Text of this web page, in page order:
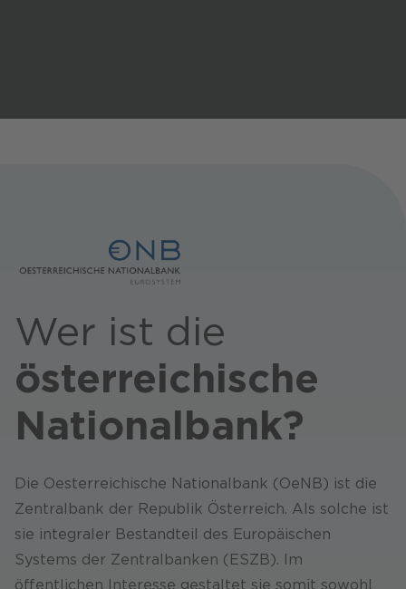
Business-Themen
Wer ist die
österreichische
Nationalbank?
Die Oesterreichische Nationalbank (OeNB) ist die
Zentral­bank der Republik Österreich. Als solche ist
sie integraler Bestand­teil des Europäischen
Systems der Zentral­banken (ESZB). Im
öffentlichen Interesse gestaltet sie somit sowohl